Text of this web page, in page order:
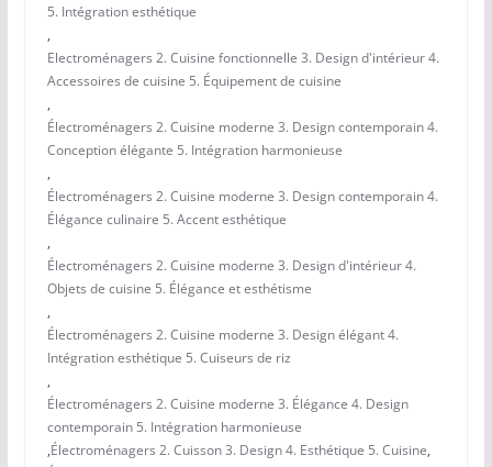
5. Intégration esthétique
,
Electroménagers 2. Cuisine fonctionnelle 3. Design d'intérieur 4.
Accessoires de cuisine 5. Équipement de cuisine
,
Électroménagers 2. Cuisine moderne 3. Design contemporain 4.
Conception élégante 5. Intégration harmonieuse
,
Électroménagers 2. Cuisine moderne 3. Design contemporain 4.
Élégance culinaire 5. Accent esthétique
,
Électroménagers 2. Cuisine moderne 3. Design d'intérieur 4.
Objets de cuisine 5. Élégance et esthétisme
,
Électroménagers 2. Cuisine moderne 3. Design élégant 4.
Intégration esthétique 5. Cuiseurs de riz
,
Électroménagers 2. Cuisine moderne 3. Élégance 4. Design
contemporain 5. Intégration harmonieuse
,Électroménagers 2. Cuisson 3. Design 4. Esthétique 5. Cuisine,